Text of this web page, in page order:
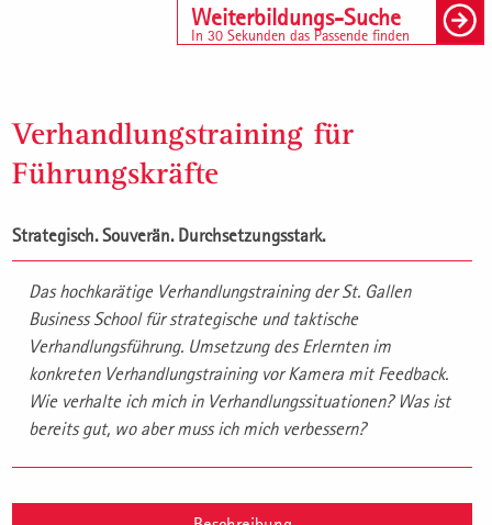
Weiterbildungs-Suche
In 30 Sekunden das Passende finden
Verhandlungstraining für
Führungskräfte
Strategisch. Souverän. Durchsetzungsstark.
Das hochkarätige Verhandlungstraining der St. Gallen
Business School für strategische und taktische
Verhandlungsführung. Umsetzung des Erlernten im
konkreten Verhandlungstraining vor Kamera mit Feedback.
Wie verhalte ich mich in Verhandlungssituationen? Was ist
bereits gut, wo aber muss ich mich verbessern?